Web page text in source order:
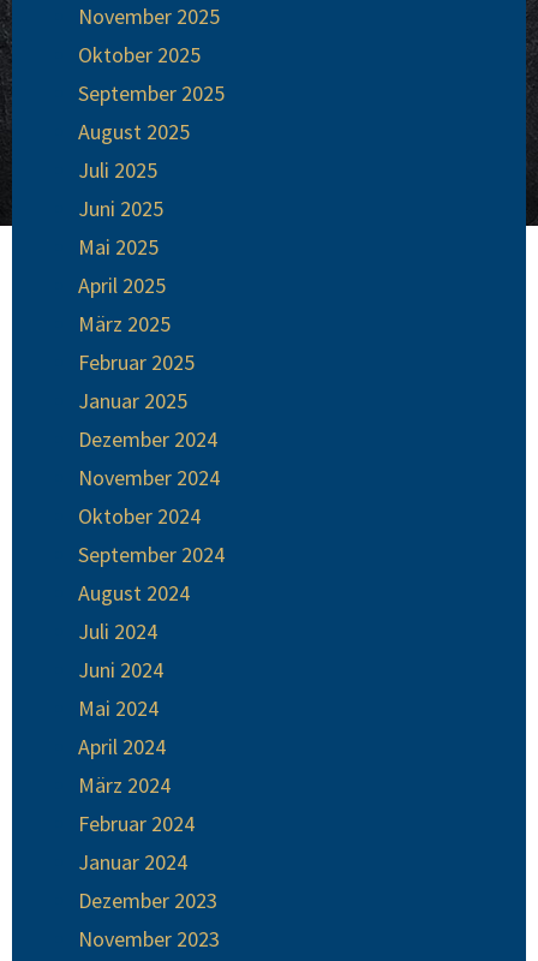
November 2025
Oktober 2025
September 2025
August 2025
Juli 2025
Juni 2025
Mai 2025
April 2025
März 2025
Februar 2025
Januar 2025
Dezember 2024
November 2024
Oktober 2024
September 2024
August 2024
Juli 2024
Juni 2024
Mai 2024
April 2024
März 2024
Februar 2024
Januar 2024
Dezember 2023
November 2023